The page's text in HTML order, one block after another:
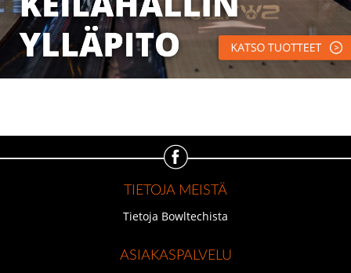
TIETOJA MEISTÄ
Tietoja Bowltechista
ASIAKASPALVELU